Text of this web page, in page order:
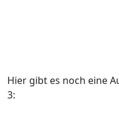
Hier gibt es noch eine
3: